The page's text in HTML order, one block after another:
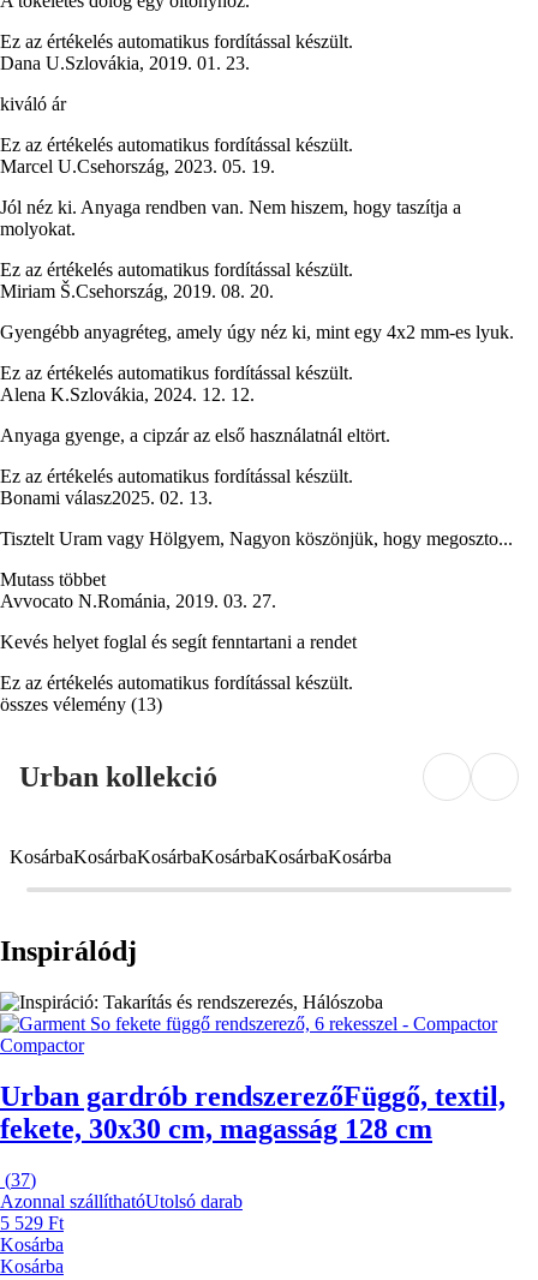
Ez az értékelés automatikus fordítással készült.
Dana U.Szlovákia, 2019. 01. 23.
kiváló ár
Ez az értékelés automatikus fordítással készült.
Marcel U.Csehország, 2023. 05. 19.
Jól néz ki. Anyaga rendben van. Nem hiszem, hogy taszítja a
molyokat.
Ez az értékelés automatikus fordítással készült.
Miriam Š.Csehország, 2019. 08. 20.
Gyengébb anyagréteg, amely úgy néz ki, mint egy 4x2 mm-es lyuk.
Ez az értékelés automatikus fordítással készült.
Alena K.Szlovákia, 2024. 12. 12.
Anyaga gyenge, a cipzár az első használatnál eltört.
Ez az értékelés automatikus fordítással készült.
Bonami válasz2025. 02. 13.
Tisztelt Uram vagy Hölgyem, Nagyon köszönjük, hogy megoszto...
Mutass többet
Avvocato N.Románia, 2019. 03. 27.
Kevés helyet foglal és segít fenntartani a rendet
Ez az értékelés automatikus fordítással készült.
összes vélemény (13)
Urban kollekció
KosárbaKosárbaKosárbaKosárbaKosárbaKosárba
Inspirálódj
Compactor
Urban gardrób rendszerezőFüggő, textil,
fekete, 30x30 cm, magasság 128 cm
(37)
Azonnal szállíthatóUtolsó darab
5 529 Ft
Kosárba
Kosárba